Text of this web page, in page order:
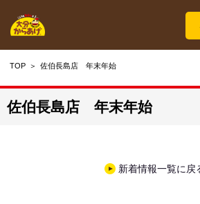
TOP 佐伯長島店 年末年始
佐伯長島店 年末年始
新着情報一覧に戻